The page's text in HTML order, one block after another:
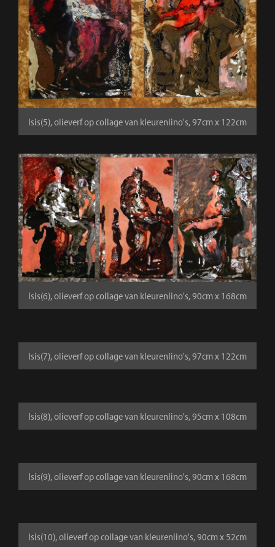
Isis(5), olieverf op collage van kleurenlino's, 97cm x 122cm
Isis(6), olieverf op collage van kleurenlino's, 90cm x 168cm
Isis(7), olieverf op collage van kleurenlino's, 97cm x 122cm
Isis(8), olieverf op collage van kleurenlino's, 95cm x 108cm
Isis(9), olieverf op collage van kleurenlino's, 90cm x 168cm
Isis(10), olieverf op collage van kleurenlino's, 90cm x 52cm